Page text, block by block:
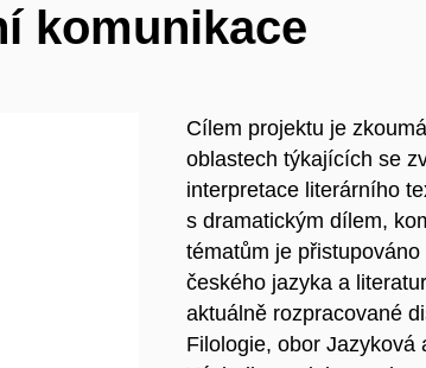
komunikace
Cílem projektu je
oblastech týkajících se
interpretace literárního
s dramatickým dílem,
tématům je
českého jazyka a
aktuálně rozpracované
Filologie, obor Jazyková